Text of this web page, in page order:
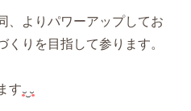
、よりパワーアップしてお
りを目指して参ります。
す